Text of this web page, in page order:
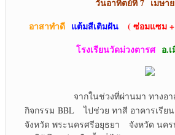
วันอาทิตย์ที่ 7 เมษา
อาสาทำดี แต้มสีเติมฝัน
( ซ่อมแซม
โรงเรียนวัดม่วงตารศ อ.
จากในช่วงที่ผ่านมา ทางอาสา
กิจกรรม BBL ไปช่วย ทาสี อาคารเรีย
จังหวัด พระนครศรีอยุธยา จังหวัด นค